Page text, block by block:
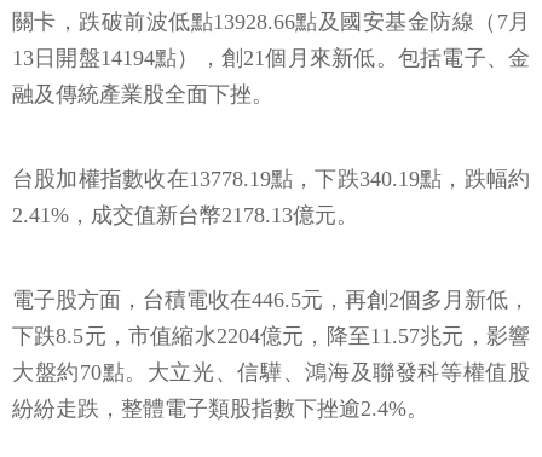
關卡，跌破前波低點13928.66點及國安基金防線（7月
13日開盤14194點），創21個月來新低。包括電子、金
融及傳統產業股全面下挫。
台股加權指數收在13778.19點，下跌340.19點，跌幅約
2.41%，成交值新台幣2178.13億元。
電子股方面，台積電收在446.5元，再創2個多月新低，
下跌8.5元，市值縮水2204億元，降至11.57兆元，影響
大盤約70點。大立光、信驊、鴻海及聯發科等權值股
紛紛走跌，整體電子類股指數下挫逾2.4%。